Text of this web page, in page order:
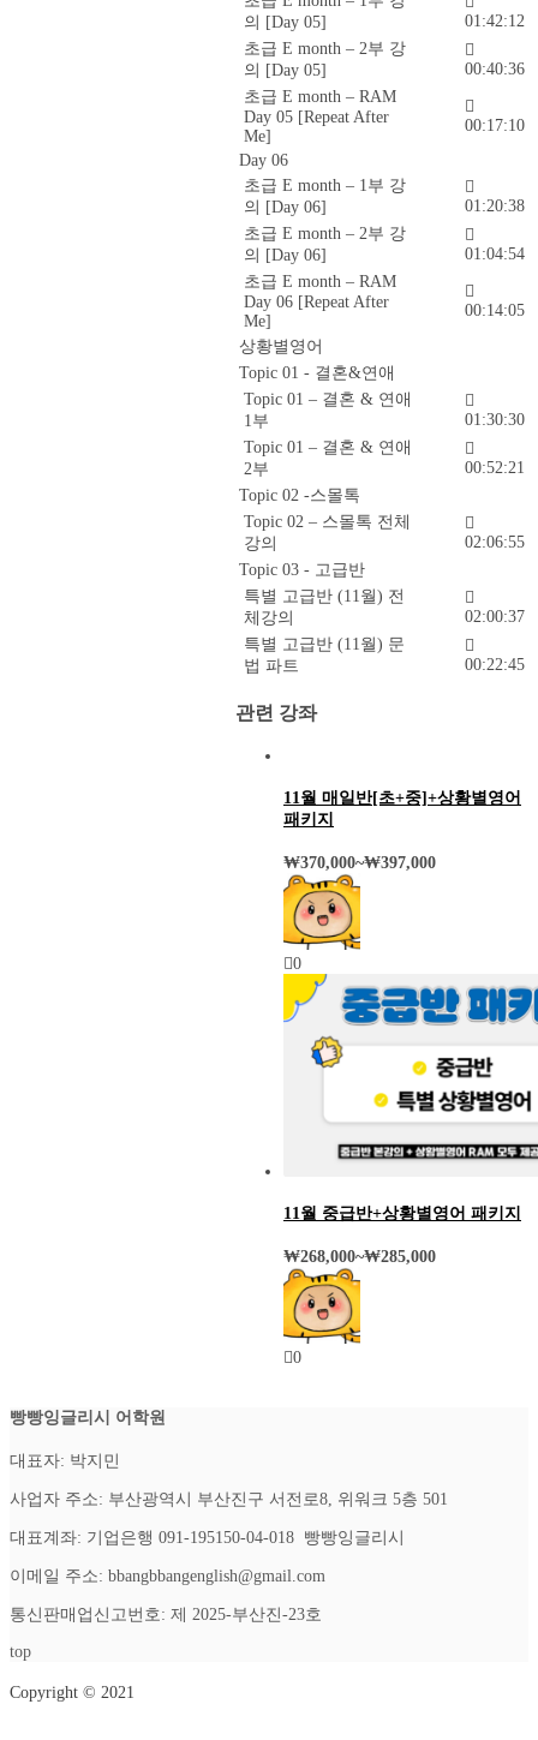
의 [Day 05]
01:42:12
초급 E month – 2부 강
의 [Day 05]
00:40:36
초급 E month – RAM
Day 05 [Repeat After
Me]
00:17:10
Day 06
초급 E month – 1부 강
의 [Day 06]
01:20:38
초급 E month – 2부 강
의 [Day 06]
01:04:54
초급 E month – RAM
Day 06 [Repeat After
Me]
00:14:05
상황별영어
Topic 01 - 결혼&연애
Topic 01 – 결혼 & 연애
1부
01:30:30
Topic 01 – 결혼 & 연애
2부
00:52:21
Topic 02 -스몰톡
Topic 02 – 스몰톡 전체
강의
02:06:55
Topic 03 - 고급반
특별 고급반 (11월) 전
체강의
02:00:37
특별 고급반 (11월) 문
법 파트
00:22:45
관련 강좌
11월 중급반+상황별영어 패키지
₩268,000~₩285,000
0
11월 매일반[초+중]+상황별영어
패키지
₩370,000~₩397,000
0
빵빵잉글리시 어학원
대표자: 박지민
사업자 주소: 부산광역시 부산진구 서전로8, 위워크 5층 501
대표계좌: 기업은행 091-195150-04-018 빵빵잉글리시
이메일 주소: bbangbbangenglish@gmail.com
통신판매업신고번호: 제 2025-부산진-23호
top
Copyright © 2021